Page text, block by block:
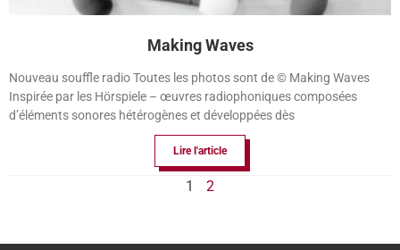
Making Waves
Nouveau souffle radio Toutes les photos sont de © Making Waves
Inspirée par les Hörspiele – œuvres radiophoniques composées
d’éléments sonores hétérogènes et développées dès
Lire l'article
1 2